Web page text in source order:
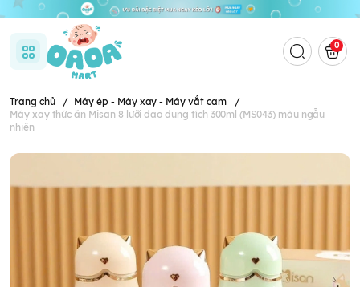
0
Trang chủ / Máy ép - Máy xay - Máy vắt cam
/
Máy xay thức ăn Misan 8 lưỡi dao dung tích 300ml (MS043) màu ngẫu
nhiên